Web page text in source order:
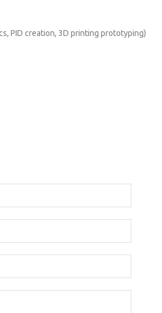
PID creation, 3D printing prototyping)